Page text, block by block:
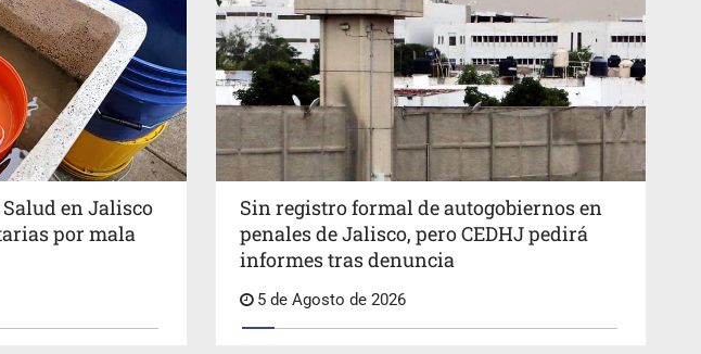
en Jalisco
por mala
Sin registro formal de autogobiernos en
penales de Jalisco, pero CEDHJ pedirá
informes tras denuncia
5 de Agosto de 2026